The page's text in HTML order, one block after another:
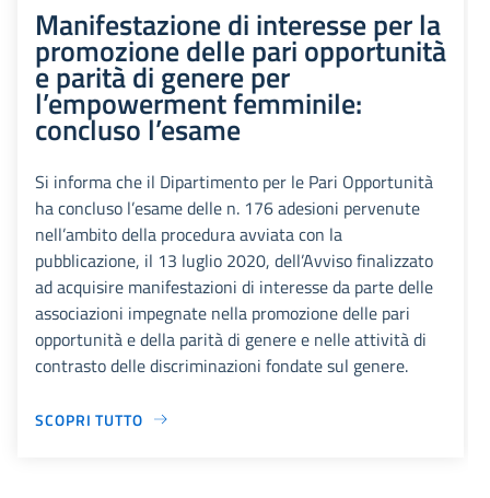
Manifestazione di interesse per la
promozione delle pari opportunità
e parità di genere per
l’empowerment femminile:
concluso l’esame
Si informa che il Dipartimento per le Pari Opportunità
ha concluso l’esame delle n. 176 adesioni pervenute
nell’ambito della procedura avviata con la
pubblicazione, il 13 luglio 2020, dell’Avviso finalizzato
ad acquisire manifestazioni di interesse da parte delle
associazioni impegnate nella promozione delle pari
opportunità e della parità di genere e nelle attività di
contrasto delle discriminazioni fondate sul genere.
SCOPRI TUTTO